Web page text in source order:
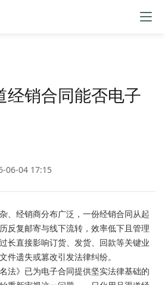
经销合同能否电子
06-04 17:15
、经销商分布广泛，一份经销合同从起
反复邮寄与线下流转，效率低下且管理
长直接影响订货、发货、回款等关键业
件遗失或篡改引发法律纠纷。
法》已为电子合同提供坚实法律基础的